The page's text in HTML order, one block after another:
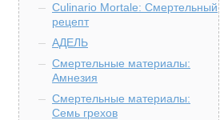
Culinario Mortale: Смертельный
рецепт
АДЕЛЬ
Смертельные материалы:
Амнезия
Смертельные материалы:
Семь грехов